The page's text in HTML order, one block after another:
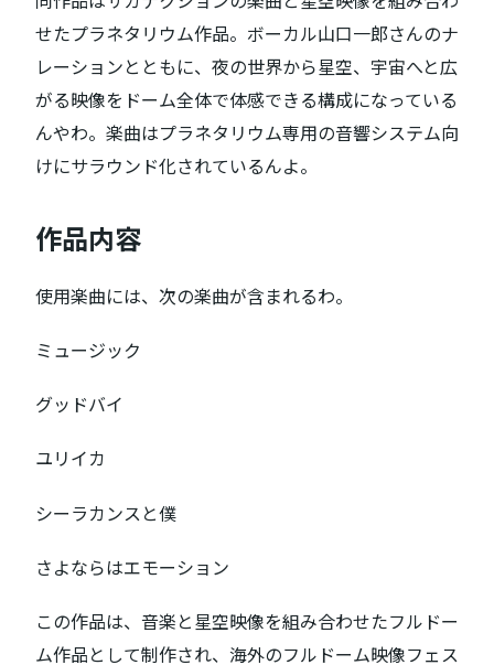
せたプラネタリウム作品。ボーカル山口一郎さんのナ
レーションとともに、夜の世界から星空、宇宙へと広
がる映像をドーム全体で体感できる構成になっている
んやわ。楽曲はプラネタリウム専用の音響システム向
けにサラウンド化されているんよ。
作品内容
使用楽曲には、次の楽曲が含まれるわ。
ミュージック
グッドバイ
ユリイカ
シーラカンスと僕
さよならはエモーション
この作品は、音楽と星空映像を組み合わせたフルドー
ム作品として制作され、海外のフルドーム映像フェス